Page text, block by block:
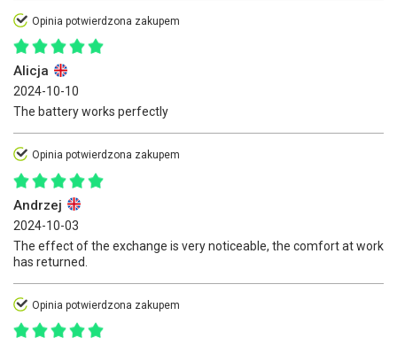
Opinia potwierdzona zakupem
Alicja
2024-10-10
The battery works perfectly
Opinia potwierdzona zakupem
Andrzej
2024-10-03
The effect of the exchange is very noticeable, the comfort at work
has returned.
Opinia potwierdzona zakupem